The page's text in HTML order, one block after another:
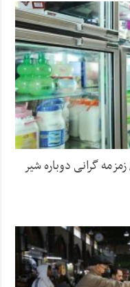
گرانی دوباره شیر